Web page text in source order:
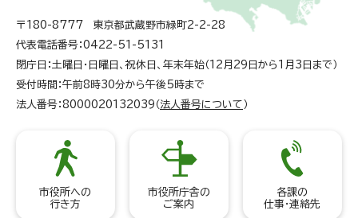
〒180-8777 東京都武蔵野市緑町2-2-28
代表電話番号：0422-51-5131
閉庁日：土曜日・日曜日、祝休日、年末年始（12月29日から1月3日まで）
受付時間：午前8時30分から午後5時まで
法人番号：8000020132039（ 法人番号について ）
市役所への
行き方
市役所庁舎の
ご案内
各課の
仕事・連絡先